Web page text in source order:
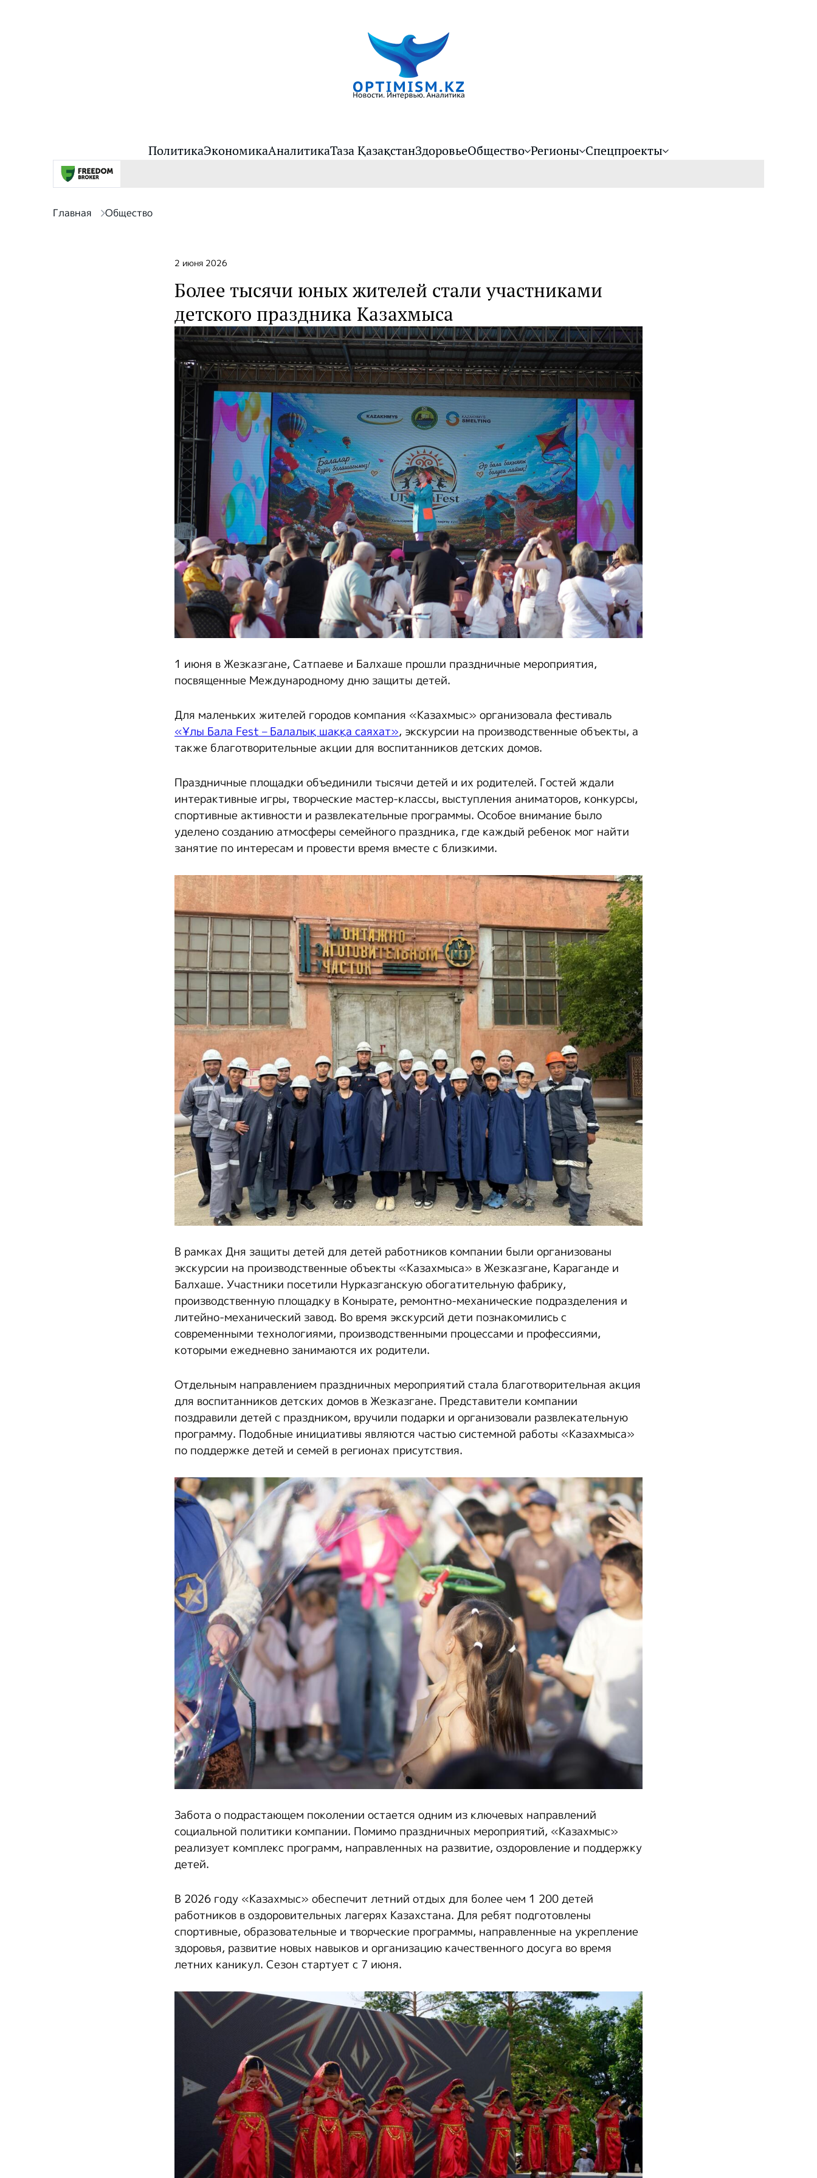
ПолитикаЭкономикаАналитикаТаза ҚазақстанЗдоровьеОбщество Регионы Спецпроекты
Главная Общество
2 июня 2026
Более тысячи юных жителей стали участниками
детского праздника Казахмыса
1 июня в Жезказгане, Сатпаеве и Балхаше прошли праздничные мероприятия,
посвященные Международному дню защиты детей.
Для маленьких жителей городов компания «Казахмыс» организовала фестиваль
«Ұлы Бала Fest – Балалық шаққа саяхат», экскурсии на производственные объекты, а
также благотворительные акции для воспитанников детских домов.
Праздничные площадки объединили тысячи детей и их родителей. Гостей ждали
интерактивные игры, творческие мастер-классы, выступления аниматоров, конкурсы,
спортивные активности и развлекательные программы. Особое внимание было
уделено созданию атмосферы семейного праздника, где каждый ребенок мог найти
занятие по интересам и провести время вместе с близкими.
В рамках Дня защиты детей для детей работников компании были организованы
экскурсии на производственные объекты «Казахмыса» в Жезказгане, Караганде и
Балхаше. Участники посетили Нурказганскую обогатительную фабрику,
производственную площадку в Конырате, ремонтно-механические подразделения и
литейно-механический завод. Во время экскурсий дети познакомились с
современными технологиями, производственными процессами и профессиями,
которыми ежедневно занимаются их родители.
Отдельным направлением праздничных мероприятий стала благотворительная акция
для воспитанников детских домов в Жезказгане. Представители компании
поздравили детей с праздником, вручили подарки и организовали развлекательную
программу. Подобные инициативы являются частью системной работы «Казахмыса»
по поддержке детей и семей в регионах присутствия.
Забота о подрастающем поколении остается одним из ключевых направлений
социальной политики компании. Помимо праздничных мероприятий, «Казахмыс»
реализует комплекс программ, направленных на развитие, оздоровление и поддержку
детей.
В 2026 году «Казахмыс» обеспечит летний отдых для более чем 1 200 детей
работников в оздоровительных лагерях Казахстана. Для ребят подготовлены
спортивные, образовательные и творческие программы, направленные на укрепление
здоровья, развитие новых навыков и организацию качественного досуга во время
летних каникул. Сезон стартует с 7 июня.